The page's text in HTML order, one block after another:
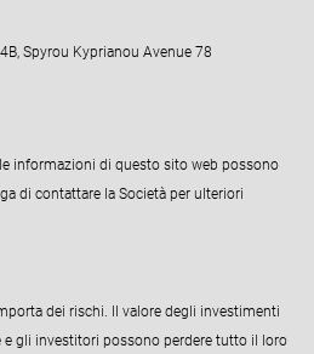
Spyrou Kyprianou Avenue 78
informazioni di questo sito web possono
di contattare la Società per ulteriori
dei rischi. Il valore degli investimenti
e gli investitori possono perdere tutto il loro